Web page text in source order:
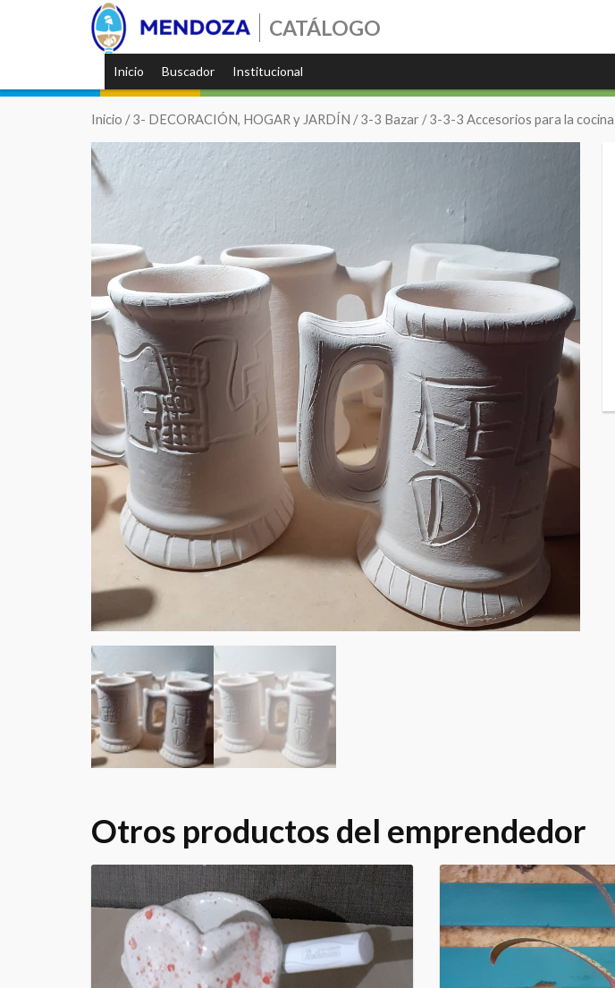
CATÁLOGO
Inicio Buscador Institucional
Inicio /3- DECORACIÓN, HOGAR y JARDÍN /3-3 Bazar /3-3-3 Accesorios para la cocina
Otros productos del emprendedor